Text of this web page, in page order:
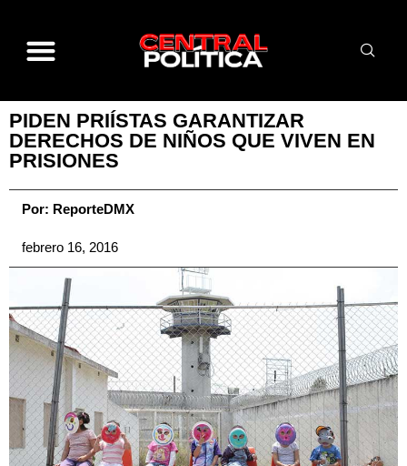
PIDEN PRIÍSTAS GARANTIZAR
DERECHOS DE NIÑOS QUE VIVEN EN
PRISIONES
Por: ReporteDMX
febrero 16, 2016